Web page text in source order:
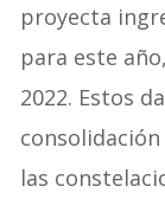
proyecta
para este
2022. Estos
las